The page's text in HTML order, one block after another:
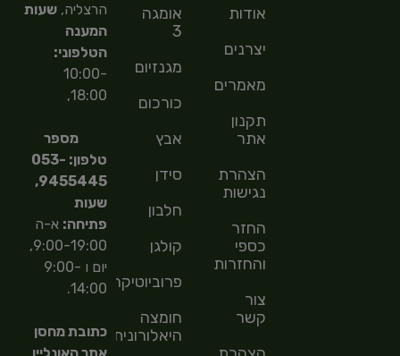
אודות
יצרנים
מאמרים
תקנון
אתר
הצהרת
נגישות
החזר
כספי
והחזרות
צור
קשר
אומגה
3
מגנזיום
כורכום
אבץ
סידן
חלבון
קולגן
פרוביוטיקה
חומצה
היאלורונית
הרצליה,שעות
המענה
הטלפוני:
10:00-
18:00,
מספר
טלפון: 053-
9455445,
שעות
פתיחה: א-ה
9:00-19:00,
יום ו 9:00-
14:00.
כתובת מחסן